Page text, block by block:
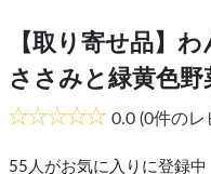
【取り寄せ品】
ささみと緑黄色野
0.0 (0件のレ
55 人がお気に入りに登録中